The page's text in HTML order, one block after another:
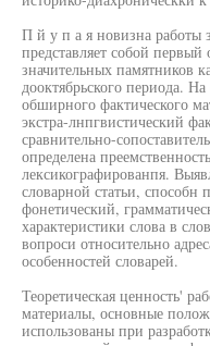
П й у п а я новизна работы
представляет собой
значительных памятников
дооктябрьского периода.
обширного фактического
экстра-лнпгвистический
сравнительно-
определена
лексикографированпя.
словарной статьи, способн
фонетический,
характеристики слова в
вопроси относительно
особенностей словарей.
Теоретическая ценность'
материалы, основные
использованы при